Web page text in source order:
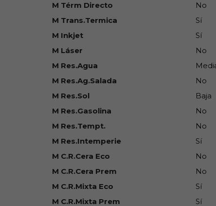
M Térm Directo
No
M Trans.Termica
Sí
M Inkjet
Sí
M Láser
No
M Res.Agua
M Res.Ag.Salada
No
M Res.Sol
Baja
M Res.Gasolina
No
M Res.Tempt.
No
M Res.Intemperie
Sí
M C.R.Cera Eco
No
M C.R.Cera Prem
No
M C.R.Mixta Eco
Sí
M C.R.Mixta Prem
Sí